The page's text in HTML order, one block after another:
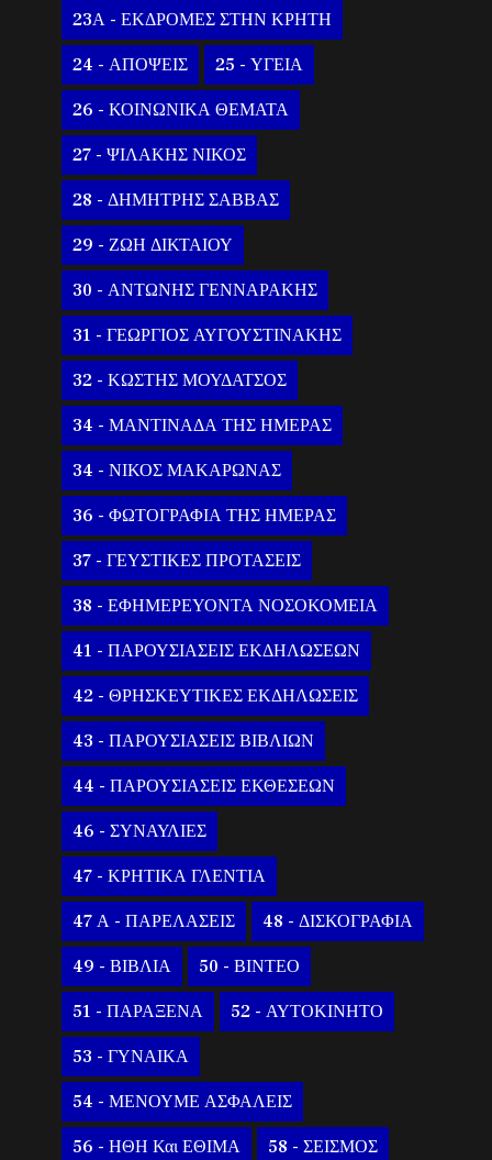
23Α - ΕΚΔΡΟΜΕΣ ΣΤΗΝ ΚΡΗΤΗ
24 - ΑΠΟΨΕΙΣ 25 - ΥΓΕΙΑ
26 - ΚΟΙΝΩΝΙΚΑ ΘΕΜΑΤΑ
27 - ΨΙΛΑΚΗΣ ΝΙΚΟΣ
28 - ΔΗΜΗΤΡΗΣ ΣΑΒΒΑΣ
29 - ΖΩΗ ΔΙΚΤΑΙΟΥ
30 - ΑΝΤΩΝΗΣ ΓΕΝΝΑΡΑΚΗΣ
31 - ΓΕΩΡΓΙΟΣ ΑΥΓΟΥΣΤΙΝΑΚΗΣ
32 - ΚΩΣΤΗΣ ΜΟΥΔΑΤΣΟΣ
34 - ΜΑΝΤΙΝΑΔΑ ΤΗΣ ΗΜΕΡΑΣ
34 - ΝΙΚΟΣ ΜΑΚΑΡΩΝΑΣ
36 - ΦΩΤΟΓΡΑΦΙΑ ΤΗΣ ΗΜΕΡΑΣ
37 - ΓΕΥΣΤΙΚΕΣ ΠΡΟΤΑΣΕΙΣ
38 - ΕΦΗΜΕΡΕΥΟΝΤΑ ΝΟΣΟΚΟΜΕΙΑ
41 - ΠΑΡΟΥΣΙΑΣΕΙΣ ΕΚΔΗΛΩΣΕΩΝ
42 - ΘΡΗΣΚΕΥΤΙΚΕΣ ΕΚΔΗΛΩΣΕΙΣ
43 - ΠΑΡΟΥΣΙΑΣΕΙΣ ΒΙΒΛΙΩΝ
44 - ΠΑΡΟΥΣΙΑΣΕΙΣ ΕΚΘΕΣΕΩΝ
46 - ΣΥΝΑΥΛΙΕΣ
47 - ΚΡΗΤΙΚΑ ΓΛΕΝΤΙΑ
47 Α - ΠΑΡΕΛΑΣΕΙΣ 48 - ΔΙΣΚΟΓΡΑΦΙΑ
49 - ΒΙΒΛΙΑ 50 - ΒΙΝΤΕΟ
51 - ΠΑΡΑΞΕΝΑ 52 - ΑΥΤΟΚΙΝΗΤΟ
53 - ΓΥΝΑΙΚΑ
54 - ΜΕΝΟΥΜΕ ΑΣΦΑΛΕΙΣ
56 - ΗΘΗ Και ΕΘΙΜΑ 58 - ΣΕΙΣΜΟΣ